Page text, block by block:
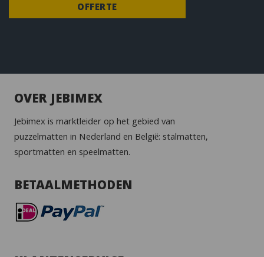
OFFERTE
OVER JEBIMEX
Jebimex is marktleider op het gebied van
puzzelmatten in Nederland en België: stalmatten,
sportmatten en speelmatten.
BETAALMETHODEN